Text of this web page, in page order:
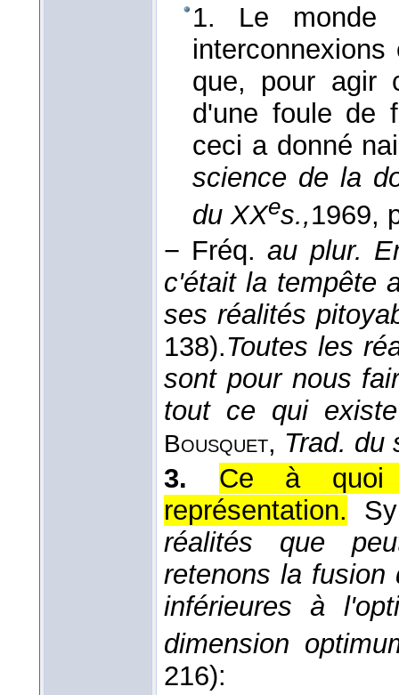
1. Le monde
que, pour agir
d'une foule de
ceci a donné
science de la
du XXes.,1969,
− Fréq.au plur.
c'était la tempête
ses réalités
138).Toutes les
sont pour nous
tout ce qui
Bousquet, Trad. du
3.
Ce à quoi
représentation.
réalités que
retenons la fusion
inférieures à
dimension
216):